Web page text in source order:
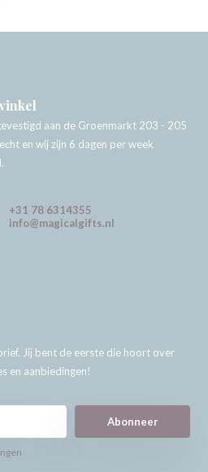
aan de Groenmarkt 203 - 205
en wij zijn 6 dagen per week
+31 78 6314355
info@magicalgifts.nl
Jij bent de eerste die hoort over
en aanbiedingen!
Abonneer